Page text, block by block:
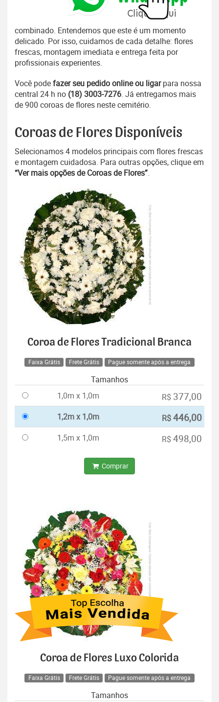
combinado. Entendemos que este é um momento
delicado. Por isso, cuidamos de cada detalhe: flores
frescas, montagem imediata e entrega feita por
profissionais experientes.
Você podefazer seu pedido online ou ligarpara nossa
central 24 h no (18) 3003-7276. Já entregamos mais
de 900 coroas de flores neste cemitério.
Coroas de Flores Disponíveis
Selecionamos 4 modelos principais com flores frescas
e montagem cuidadosa. Para outras opções, clique em
“Ver mais opções de Coroas de Flores”.
Coroa de Flores Tradicional Branca
Faixa Grátis Frete Grátis Pague somente após a entrega
Tamanhos
1,0m x 1,0m
R$ 377,00
1,2m x 1,0m R$446,00
1,5m x 1,0m R$ 498,00
Comprar
Coroa de Flores Luxo Colorida
Faixa Grátis Frete Grátis Pague somente após a entrega
Tamanhos